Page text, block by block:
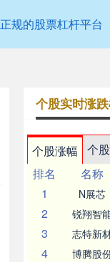
正规的股票杠杆平台
个股实时涨
个股涨幅 个
排名
名称
1
N展芯
2 锐翔智
3 志特新
4 博腾股